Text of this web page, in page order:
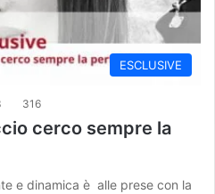
ESCLUSIVE
316
cerco sempre la
e dinamica è alle prese con la